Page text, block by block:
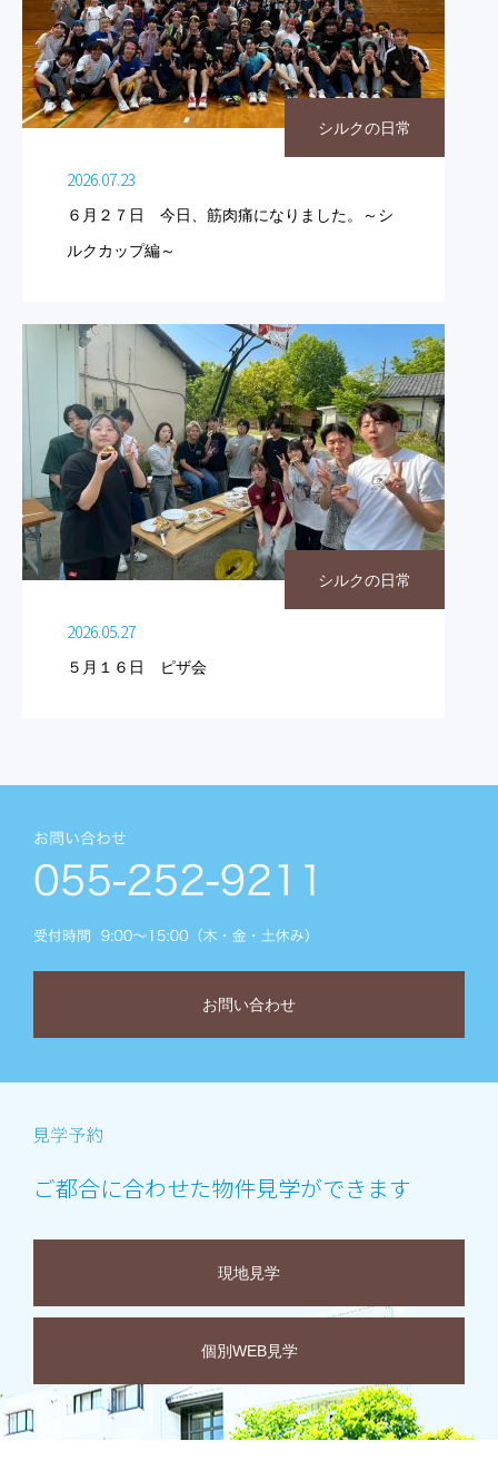
シルクの日常
2026.07.23
６月２７日 今日、筋肉痛になりました。～シ
ルクカップ編～
シルクの日常
2026.05.27
５月１６日 ピザ会
お問い合わせ
ご都合に合わせた物件見学ができます
現地見学
個別WEB見学